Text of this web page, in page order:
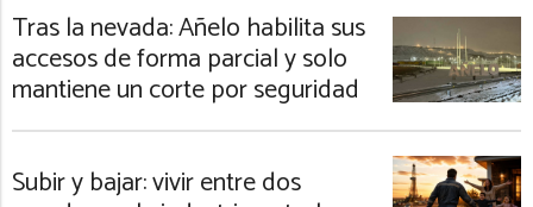
Tras la nevada: Añelo habilita sus
accesos de forma parcial y solo
mantiene un corte por seguridad
Subir y bajar: vivir entre dos